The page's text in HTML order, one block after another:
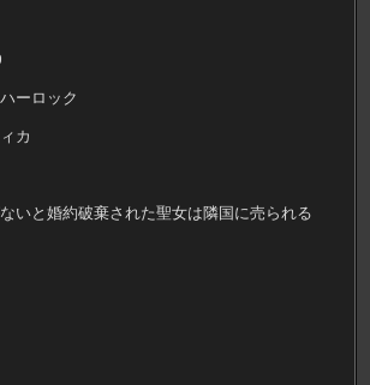
ーロック
カ
いと婚約破棄された聖女は隣国に売られる